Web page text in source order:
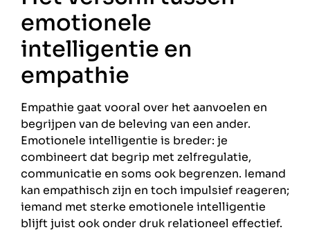
emotionele
intelligentie en
empathie
Empathie gaat vooral over het aanvoelen en
begrijpen van de beleving van een ander.
Emotionele intelligentie is breder: je
combineert dat begrip met zelfregulatie,
communicatie en soms ook begrenzen. Iemand
kan empathisch zijn en toch impulsief reageren;
iemand met sterke emotionele intelligentie
blijft juist ook onder druk relationeel effectief.